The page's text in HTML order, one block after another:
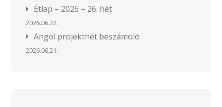
Étlap – 2026 – 26. hét
2026.06.22.
Angol projekthét beszámoló
2026.06.21.